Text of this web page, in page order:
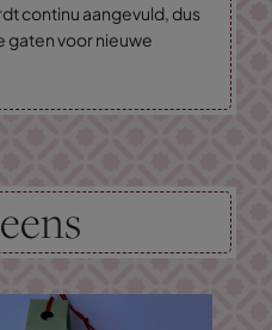
continu aangevuld, dus
gaten voor nieuwe